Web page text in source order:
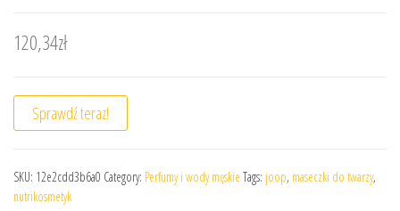
120,34zł
Sprawdź teraz!
SKU: 12e2cdd3b6a0 Category: Perfumy i wody męskie Tags: joop, maseczki do twarzy,
nutrikosmetyk